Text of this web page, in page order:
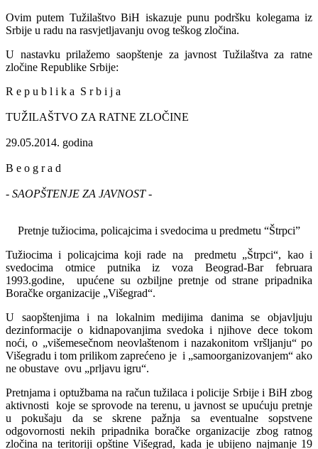
Ovim putem Tužilaštvo BiH iskazuje punu podršku kolegama iz
Srbije u radu na rasvjetljavanju ovog teškog zločina.
U nastavku prilažemo saopštenje za javnost Tužilaštva za ratne
zločine Republike Srbije:
R e p u b l i k a S r b i j a
TUŽILAŠTVO ZA RATNE ZLOČINE
29.05.2014. godina
B e o g r a d
- SAOPŠTENJE ZA JAVNOST -
Pretnje tužiocima, policajcima i svedocima u predmetu “Štrpci”
Tužiocima i policajcima koji rade na predmetu „Štrpci“, kao i
svedocima otmice putnika iz voza Beograd-Bar februara
1993.godine, upućene su ozbiljne pretnje od strane pripadnika
Boračke organizacije „Višegrad“.
U saopštenjima i na lokalnim medijima danima se objavljuju
dezinformacije o kidnapovanjima svedoka i njihove dece tokom
noći, o „višemesečnom neovlaštenom i nazakonitom vršljanju“ po
Višegradu i tom prilikom zaprećeno je i „samoorganizovanjem“ ako
ne obustave ovu „prljavu igru“.
Pretnjama i optužbama na račun tužilaca i policije Srbije i BiH zbog
aktivnosti koje se sprovode na terenu, u javnost se upućuju pretnje
u pokušaju da se skrene pažnja sa eventualne sopstvene
odgovornosti nekih pripadnika boračke organizacije zbog ratnog
zločina na teritoriji opštine Višegrad, kada je ubijeno najmanje 19